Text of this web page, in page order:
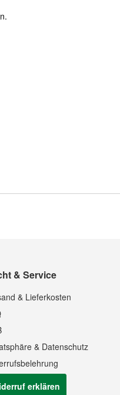
& Service
& Lieferkosten
& Datenschutz
erklären